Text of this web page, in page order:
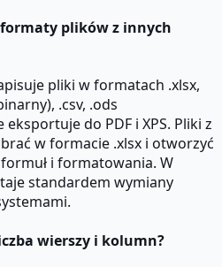
formaty plików z innych
pliki w formatach .xlsx,
.csv, .ods
do PDF i XPS. Pliki z
w formacie .xlsx i otworzyć
i formatowania. W
standardem wymiany
wierszy i kolumn?